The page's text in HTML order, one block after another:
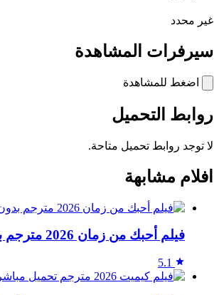
غير محدد
سيرفرات المشاهدة
اضغط للمشاهدة
روابط التحميل
لا توجد روابط تحميل متاحة.
افلام مشابهة
فيلم أحبك من زمان 2026 مترجم بدون إعلانات
5.1